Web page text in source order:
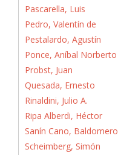
Pascarella, Luis
Pedro, Valentín de
Pestalardo, Agustín
Ponce, Aníbal Norberto
Probst, Juan
Quesada, Ernesto
Rinaldini, Julio A.
Ripa Alberdi, Héctor
Sanín Cano, Baldomero
Scheimberg, Simón